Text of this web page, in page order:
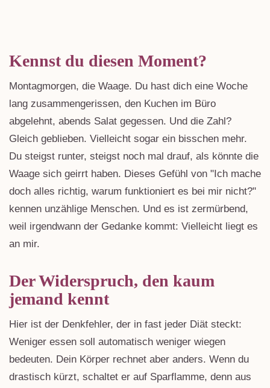
Kennst du diesen Moment?
Montagmorgen, die Waage. Du hast dich eine Woche
lang zusammengerissen, den Kuchen im Büro
abgelehnt, abends Salat gegessen. Und die Zahl?
Gleich geblieben. Vielleicht sogar ein bisschen mehr.
Du steigst runter, steigst noch mal drauf, als könnte die
Waage sich geirrt haben. Dieses Gefühl von "Ich mache
doch alles richtig, warum funktioniert es bei mir nicht?"
kennen unzählige Menschen. Und es ist zermürbend,
weil irgendwann der Gedanke kommt: Vielleicht liegt es
an mir.
Der Widerspruch, den kaum
jemand kennt
Hier ist der Denkfehler, der in fast jeder Diät steckt:
Weniger essen soll automatisch weniger wiegen
bedeuten. Dein Körper rechnet aber anders. Wenn du
drastisch kürzt, schaltet er auf Sparflamme, denn aus